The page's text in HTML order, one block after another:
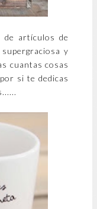
artículos de
y
cuantas cosas
si te dedicas